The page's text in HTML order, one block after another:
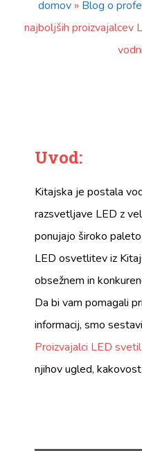
domov » Blog o
najboljših proizvajalcev
Uvod:
Kitajska je postala
razsvetljave LED z
ponujajo široko
LED osvetlitev iz
obsežnem in
Da bi vam pomagali
informacij, smo
Proizvajalci LED svetil
njihov ugled,